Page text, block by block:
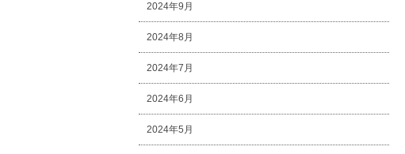
2024年9月
2024年8月
2024年7月
2024年6月
2024年5月